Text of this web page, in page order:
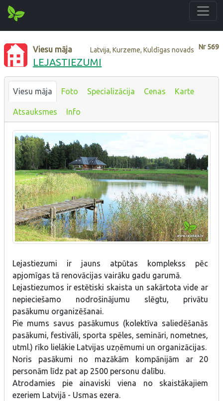
Nr569
Viesu māja Latvija, Kurzeme, Kuldīgas novads
LEJASTIEZUMI
Viesu māja Foto Specializācija Cenas Karte
Atsauksmes Info
Lejastiezumi ir jauns atpūtas komplekss pēc
apjomīgas tā renovācijas vairāku gadu garumā.
Lejastiezumos ir estētiski skaista un sakārtota vide ar
nepieciešamo nodrošinājumu slēgtu, privātu
pasākumu organizēšanai.
Pie mums savus pasākumus (kolektīva saliedēšanās
pasākumi, festivāli, sporta spēles, semināri, nometnes,
utml.) rīko lielākie Latvijas uzņēmumi un organizācijas.
Noris pasākumi no mazākām kompānijām ar 20
personām līdz pat ap 2500 personu dalību.
Atrodamies pie ainaviski viena no skaistākajiem
ezeriem Latvijā - Usmas ezera.